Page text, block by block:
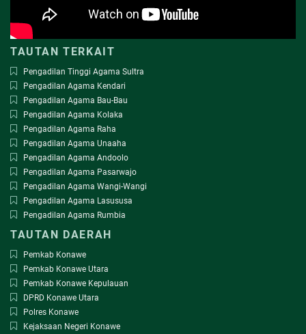
TAUTAN TERKAIT
Pengadilan Tinggi Agama Sultra
Pengadilan Agama Kendari
Pengadilan Agama Bau-Bau
Pengadilan Agama Kolaka
Pengadilan Agama Raha
Pengadilan Agama Unaaha
Pengadilan Agama Andoolo
Pengadilan Agama Pasarwajo
Pengadilan Agama Wangi-Wangi
Pengadilan Agama Lasususa
Pengadilan Agama Rumbia
TAUTAN DAERAH
Pemkab Konawe
Pemkab Konawe Utara
Pemkab Konawe Kepulauan
DPRD Konawe Utara
Polres Konawe
Kejaksaan Negeri Konawe